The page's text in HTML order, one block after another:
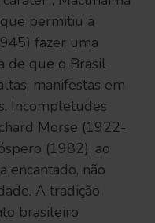
permitiu a
fazer uma
de que o Brasil
manifestas em
Incompletudes
Morse (1922-
(1982), ao
encantado, não
A tradição
brasileiro